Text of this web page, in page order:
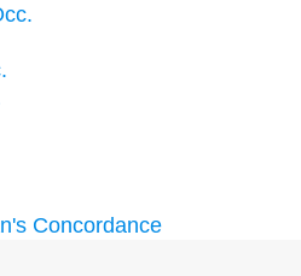
Concordance